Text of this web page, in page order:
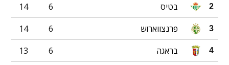
2 בטיס 6
14
3 פרנצווארוש 6
14
4 בראגה 6
13